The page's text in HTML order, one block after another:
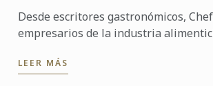
Desde escritores gastronómicos,
empresarios de la industria
identificado 4 grandes ...
LEER MÁS